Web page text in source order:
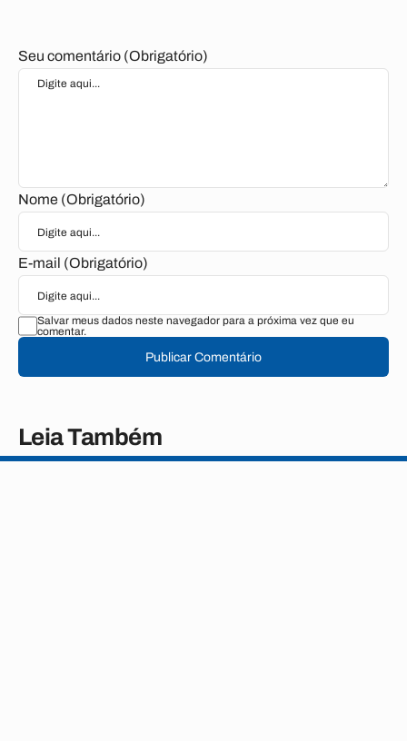
Seu comentário (Obrigatório)
Nome (Obrigatório)
E-mail (Obrigatório)
Salvar meus dados neste navegador para a próxima vez que eu
comentar.
Publicar Comentário
Leia Também